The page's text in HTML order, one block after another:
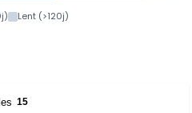
Lent (>120j)
15